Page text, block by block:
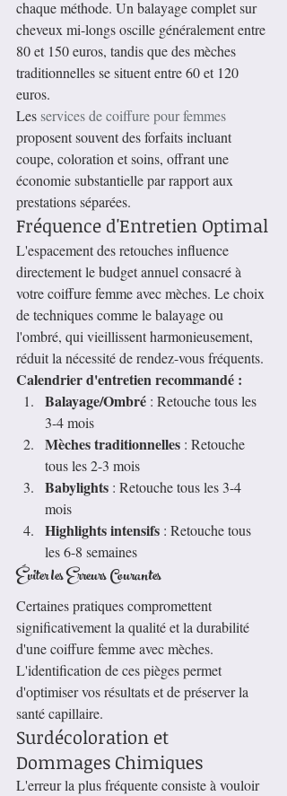
chaque méthode. Un balayage complet sur
cheveux mi-longs oscille généralement entre
80 et 150 euros, tandis que des mèches
traditionnelles se situent entre 60 et 120
euros.
Les services de coiffure pour femmes
proposent souvent des forfaits incluant
coupe, coloration et soins, offrant une
économie substantielle par rapport aux
prestations séparées.
Fréquence d'Entretien Optimal
L'espacement des retouches influence
directement le budget annuel consacré à
votre coiffure femme avec mèches. Le choix
de techniques comme le balayage ou
l'ombré, qui vieillissent harmonieusement,
réduit la nécessité de rendez-vous fréquents.
Calendrier d'entretien recommandé :
Balayage/Ombré : Retouche tous les
3-4 mois
Mèches traditionnelles : Retouche
tous les 2-3 mois
Babylights : Retouche tous les 3-4
mois
Highlights intensifs : Retouche tous
les 6-8 semaines
Éviter les Erreurs Courantes
Certaines pratiques compromettent
significativement la qualité et la durabilité
d'une coiffure femme avec mèches.
L'identification de ces pièges permet
d'optimiser vos résultats et de préserver la
santé capillaire.
Surdécoloration et
Dommages Chimiques
L'erreur la plus fréquente consiste à vouloir